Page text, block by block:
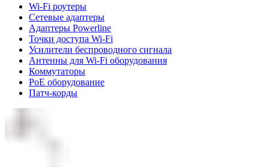
Wi-Fi роутеры
Сетевые адаптеры
Адаптеры Powerline
Точки доступа Wi-Fi
Усилители беспроводного сигнала
Антенны для Wi-Fi оборудования
Коммутаторы
PoE оборудование
Патч-корды